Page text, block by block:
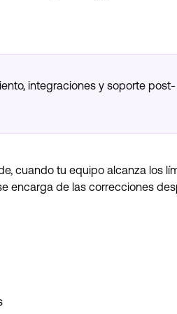
integraciones y soporte post-
cuando tu equipo alcanza los
encarga de las correcciones